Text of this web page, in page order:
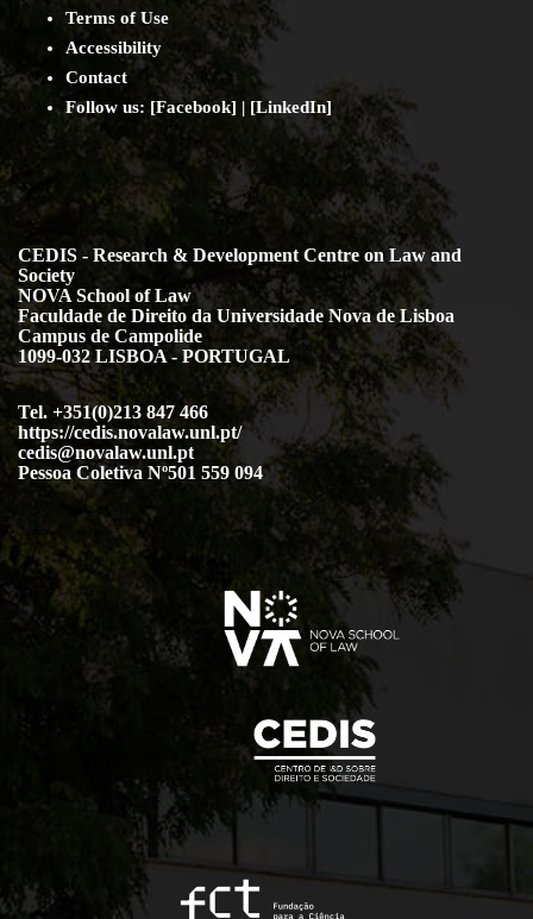
Terms of Use
Accessibility
Contact
Follow us: [Facebook] | [LinkedIn]
CEDIS - Research & Development Centre on Law and
Society
NOVA School of Law
Faculdade de Direito da Universidade Nova de Lisboa
Campus de Campolide
1099-032 LISBOA - PORTUGAL
Tel. +351(0)213 847 466
https://cedis.novalaw.unl.pt/
cedis@novalaw.unl.pt
Pessoa Coletiva Nº501 559 094